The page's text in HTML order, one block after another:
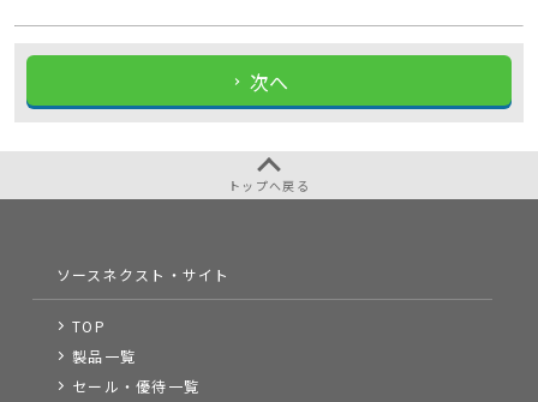
次へ
トップへ戻る
ソースネクスト・サイト
TOP
製品一覧
セール・優待一覧